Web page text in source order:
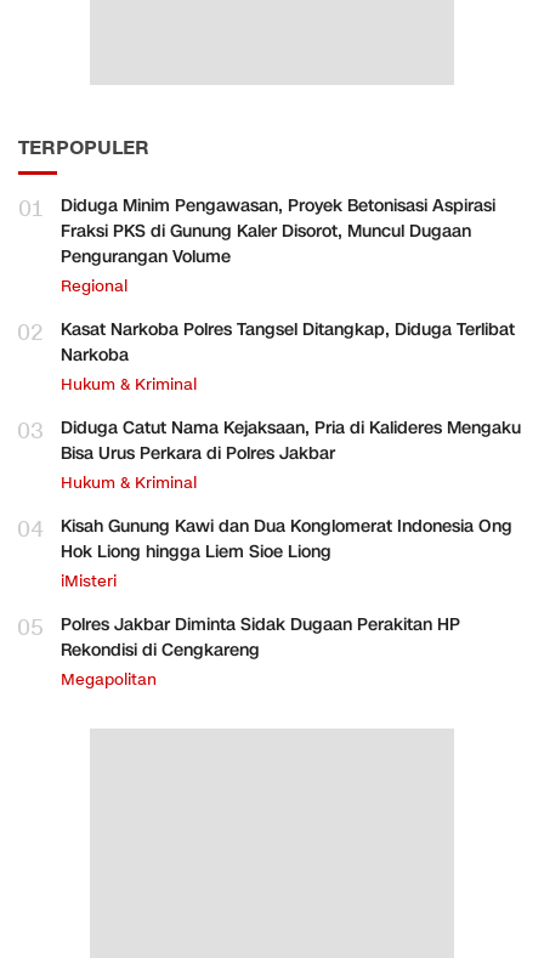
TERPOPULER
01
Diduga Minim Pengawasan, Proyek Betonisasi Aspirasi
Fraksi PKS di Gunung Kaler Disorot, Muncul Dugaan
Pengurangan Volume
Regional
02
Kasat Narkoba Polres Tangsel Ditangkap, Diduga Terlibat
Narkoba
Hukum & Kriminal
03
Diduga Catut Nama Kejaksaan, Pria di Kalideres Mengaku
Bisa Urus Perkara di Polres Jakbar
Hukum & Kriminal
04
Kisah Gunung Kawi dan Dua Konglomerat Indonesia Ong
Hok Liong hingga Liem Sioe Liong
iMisteri
05
Polres Jakbar Diminta Sidak Dugaan Perakitan HP
Rekondisi di Cengkareng
Megapolitan